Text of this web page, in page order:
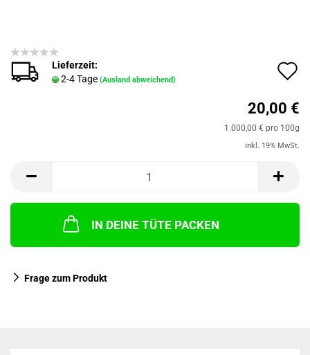
Lieferzeit:
2-4 Tage (Ausland abweichend)
20,00 €
1.000,00 € pro 100g
inkl. 19% MwSt.
IN DEINE TÜTE PACKEN
Frage zum Produkt